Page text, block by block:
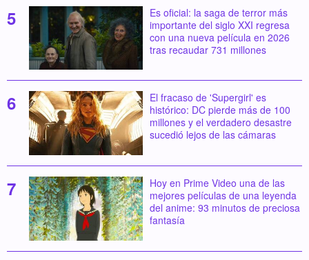
Es oficial: la saga de terror más
importante del siglo XXI regresa
con una nueva película en 2026
tras recaudar 731 millones
El fracaso de 'Supergirl' es
histórico: DC pierde más de 100
millones y el verdadero desastre
sucedió lejos de las cámaras
Hoy en Prime Video una de las
mejores películas de una leyenda
del anime: 93 minutos de preciosa
fantasía